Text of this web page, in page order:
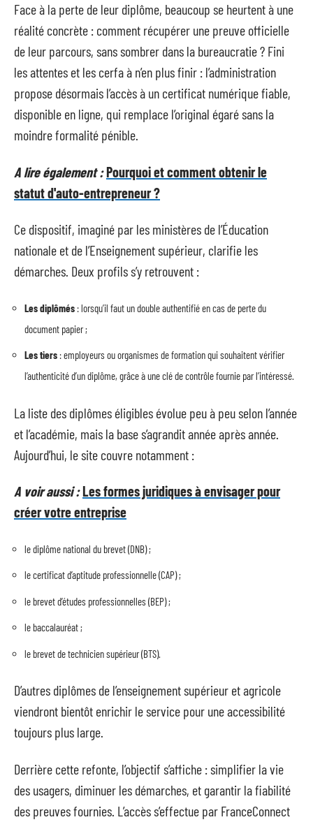
Face à la perte de leur diplôme, beaucoup se heurtent à une
réalité concrète : comment récupérer une preuve officielle
de leur parcours, sans sombrer dans la bureaucratie ? Fini
les attentes et les cerfa à n’en plus finir : l’administration
propose désormais l’accès à un certificat numérique fiable,
disponible en ligne, qui remplace l’original égaré sans la
moindre formalité pénible.
A lire également :Pourquoi et comment obtenir le
statut d'auto-entrepreneur ?
Ce dispositif, imaginé par les ministères de l’Éducation
nationale et de l’Enseignement supérieur, clarifie les
démarches. Deux profils s’y retrouvent :
Les diplômés : lorsqu’il faut un double authentifié en cas de perte du
document papier ;
Les tiers : employeurs ou organismes de formation qui souhaitent vérifier
l’authenticité d’un diplôme, grâce à une clé de contrôle fournie par l’intéressé.
La liste des diplômes éligibles évolue peu à peu selon l’année
et l’académie, mais la base s’agrandit année après année.
Aujourd’hui, le site couvre notamment :
A voir aussi :Les formes juridiques à envisager pour
créer votre entreprise
le diplôme national du brevet (DNB) ;
le certificat d’aptitude professionnelle (CAP) ;
le brevet d’études professionnelles (BEP) ;
le baccalauréat ;
le brevet de technicien supérieur (BTS).
D’autres diplômes de l’enseignement supérieur et agricole
viendront bientôt enrichir le service pour une accessibilité
toujours plus large.
Derrière cette refonte, l’objectif s’affiche : simplifier la vie
des usagers, diminuer les démarches, et garantir la fiabilité
des preuves fournies. L’accès s’effectue par FranceConnect